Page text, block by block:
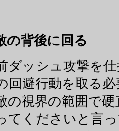
の背後に回る
ッシュ攻撃を仕
回避行動を取る
の視界の範囲で
てくださいと言